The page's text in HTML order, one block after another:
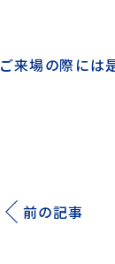
ご来場の際には
前の記事